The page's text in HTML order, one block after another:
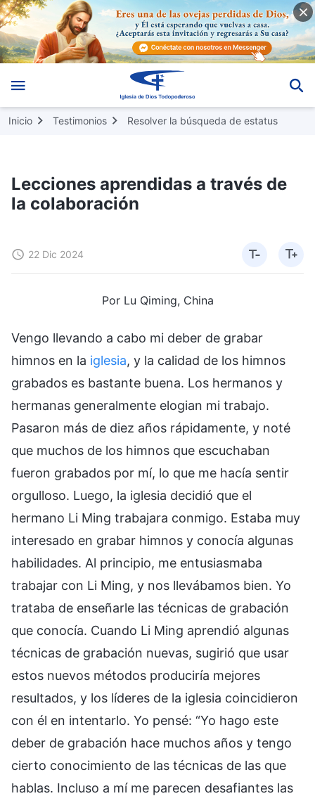
Inicio Testimonios Resolver la búsqueda de estatus
Lecciones aprendidas a través de
la colaboración
22 Dic 2024
Por Lu Qiming, China
Vengo llevando a cabo mi deber de grabar
himnos en la iglesia, y la calidad de los himnos
grabados es bastante buena. Los hermanos y
hermanas generalmente elogian mi trabajo.
Pasaron más de diez años rápidamente, y noté
que muchos de los himnos que escuchaban
fueron grabados por mí, lo que me hacía sentir
orgulloso. Luego, la iglesia decidió que el
hermano Li Ming trabajara conmigo. Estaba muy
interesado en grabar himnos y conocía algunas
habilidades. Al principio, me entusiasmaba
trabajar con Li Ming, y nos llevábamos bien. Yo
trataba de enseñarle las técnicas de grabación
que conocía. Cuando Li Ming aprendió algunas
técnicas de grabación nuevas, sugirió que usar
estos nuevos métodos produciría mejores
resultados, y los líderes de la iglesia coincidieron
con él en intentarlo. Yo pensé: “Yo hago este
deber de grabación hace muchos años y tengo
cierto conocimiento de las técnicas de las que
hablas. Incluso a mí me parecen desafiantes las